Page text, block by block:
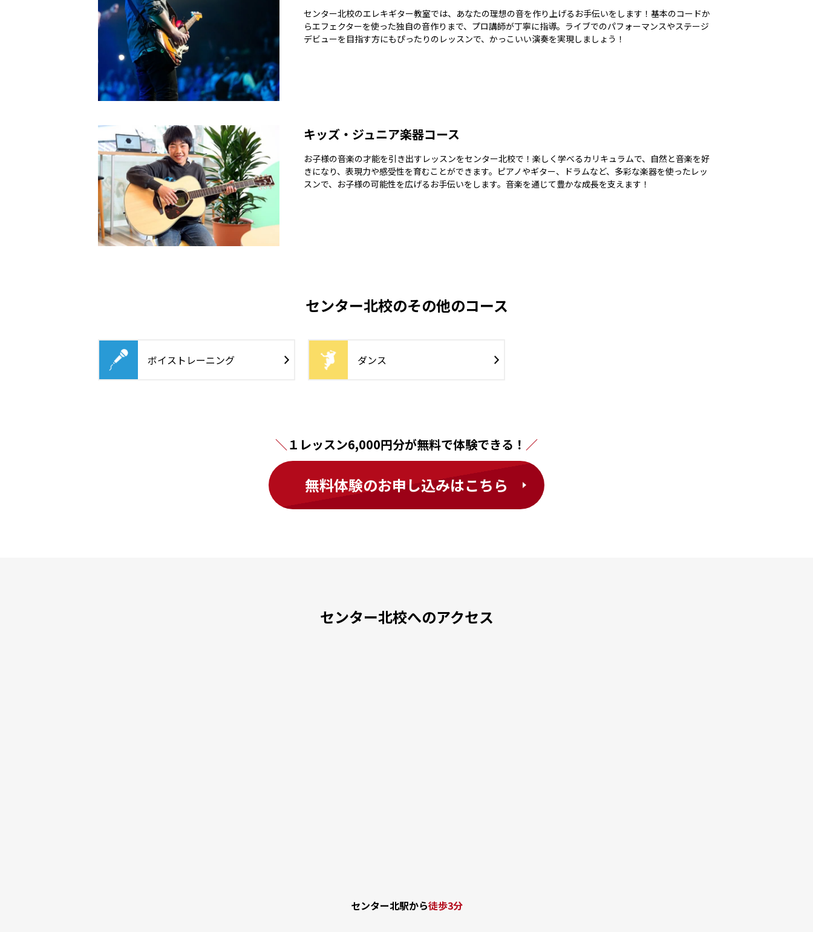
センター北校のエレキギター教室では、あなたの理想の音を作り上げるお手伝いをします！基本のコードか
らエフェクターを使った独自の音作りまで、プロ講師が丁寧に指導。ライブでのパフォーマンスやステージ
デビューを目指す方にもぴったりのレッスンで、かっこいい演奏を実現しましょう！
キッズ・ジュニア楽器コース
お子様の音楽の才能を引き出すレッスンをセンター北校で！楽しく学べるカリキュラムで、自然と音楽を好
きになり、表現力や感受性を育むことができます。ピアノやギター、ドラムなど、多彩な楽器を使ったレッ
スンで、お子様の可能性を広げるお手伝いをします。音楽を通じて豊かな成長を支えます！
センター北校のその他のコース
ボイストレーニング ダンス
１レッスン6,000円分が無料で体験できる！
無料体験のお申し込みはこちら
センター北校へのアクセス
センター北駅から徒歩3分